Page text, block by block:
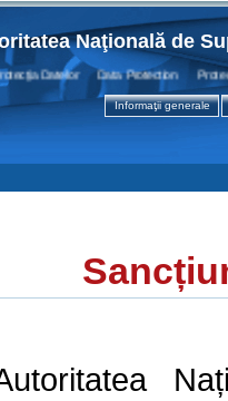
Naţională de
Datelor Data Protection Protection
Informaţii generale